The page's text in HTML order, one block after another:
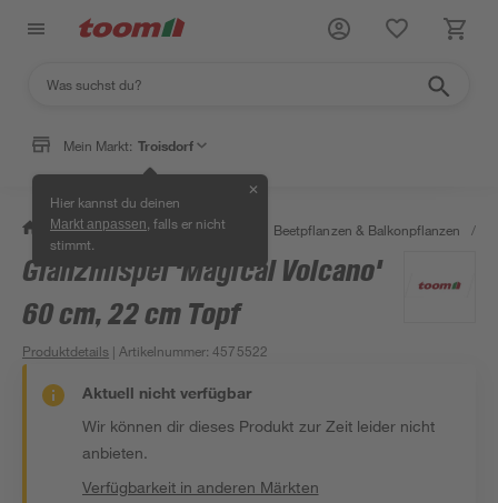
Mein Markt: Troisdorf
Hier kannst du deinen
Markt anpassen , falls er nicht
stimmt.
✕
/ Garten & Freizeit / Pflanzen Beetpflanzen & Balkonpflanzen /
Glanzmispel 'Magical Volcano'
60 cm, 22 cm Topf
Produktdetails | Artikelnummer:4575522
Aktuell nicht verfügbar
Wir können dir dieses Produkt zur Zeit leider nicht
anbieten.
Verfügbarkeit in anderen Märkten